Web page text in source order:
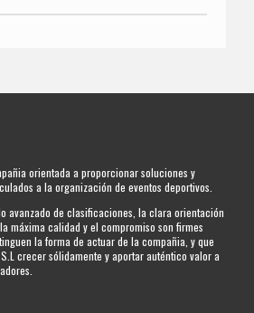
orientada a proporcionar soluciones y
a la organización de eventos deportivos.
avanzado de clasificaciones, la clara orientación
máxima calidad y el compromiso son firmes
la forma de actuar de la compañia, y que
crecer sólidamente y aportar auténtico valor a